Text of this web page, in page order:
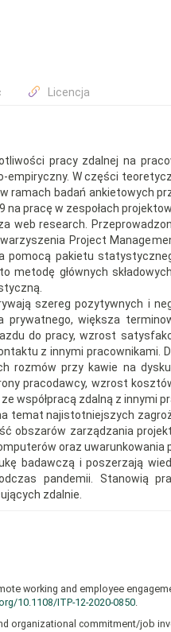
Licencja
pracy zdalnej na
W części
ramach badań ankietowych
na pracę w zespołach
web research.
Project
pomocą pakietu
metodę głównych
szereg pozytywnych i
większa
do pracy, wzrost
z innymi pracownikami.
rozmów przy kawie na
pracodawcy, wzrost
współpracą zdalną z innymi
temat najistotniejszych
obszarów zarządzania
oraz uwarunkowania
badawczą i poszerzają
pandemii. Stanowią
zdalnie.
working and employee
10.1108/ITP-12-2020-0850
organizational commitment/job